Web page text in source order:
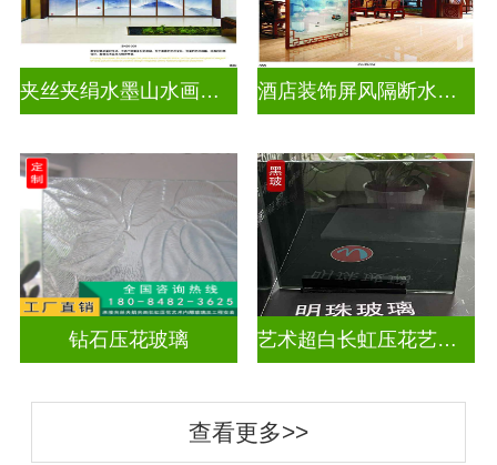
夹丝夹绢水墨山水画玻璃 酒店装饰屏风隔断水墨山水画玻璃
钻石压花玻璃 艺术超白长虹压花艺术玻璃门窗
查看更多>>